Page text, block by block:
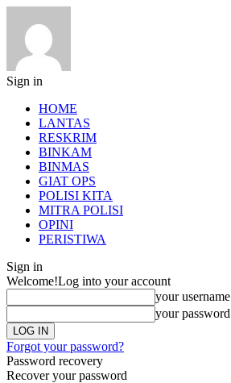
Sign in
HOME
LANTAS
RESKRIM
BINKAM
BINMAS
GIAT OPS
POLISI KITA
MITRA POLISI
OPINI
PERISTIWA
Sign in
Welcome!Log into your account
your username
your password
Forgot your password?
Password recovery
Recover your password